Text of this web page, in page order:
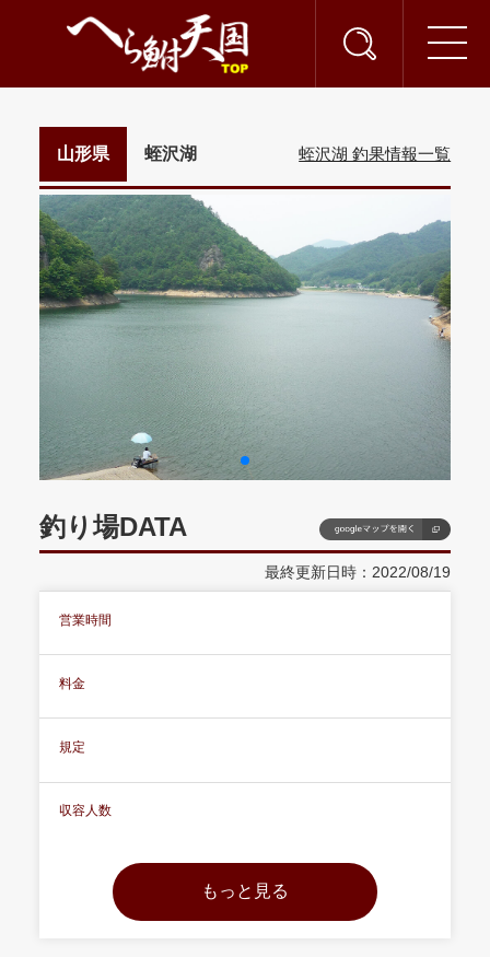
山形県 蛭沢湖 蛭沢湖 釣果情報一覧
釣り場DATA
最終更新日時：2022/08/19
営業時間
料金
規定
収容人数